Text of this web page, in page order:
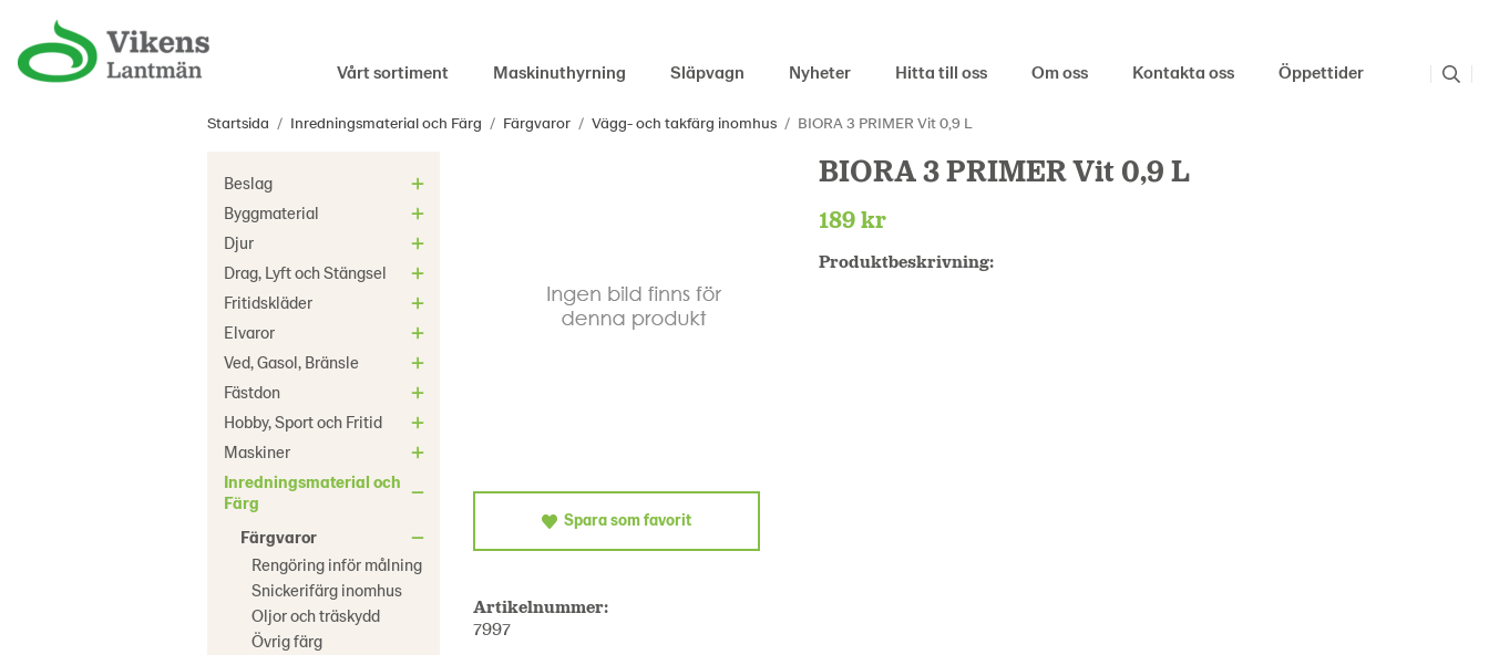
Vårt sortiment Maskinuthyrning Släpvagn Nyheter Hitta till oss Om oss Kontakta oss Öppettider
Startsida / Inredningsmaterial och Färg / Färgvaror / Vägg- och takfärg inomhus / BIORA 3 PRIMER Vit 0,9 L
Beslag
Byggmaterial
Djur
Drag, Lyft och Stängsel
Fritidskläder
Elvaror
Ved, Gasol, Bränsle
Fästdon
Hobby, Sport och Fritid
Maskiner
Inredningsmaterial och
Färg
Färgvaror
Rengöring inför målning
Snickerifärg inomhus
Oljor och träskydd
Övrig färg
BIORA 3 PRIMER Vit 0,9 L
189 kr
Produktbeskrivning:
Spara som favorit
Artikelnummer:
7997